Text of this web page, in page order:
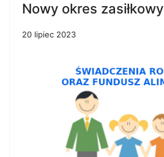
Nowy okres zasiłkowy
20 lipiec 2023